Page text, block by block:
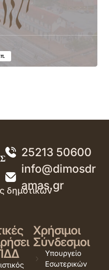
25213 50600
info@dimosdr
amas.gr
δημοτικών
Χρήσιμοι
Σύνδεσμοι
Υπουργείο
Εσωτερικών